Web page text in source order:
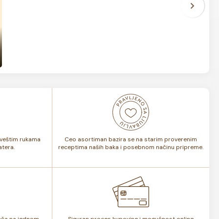
rukama
Ceo asortiman bazira se na starim proverenim
receptima naših baka i posebnom načinu pripreme.